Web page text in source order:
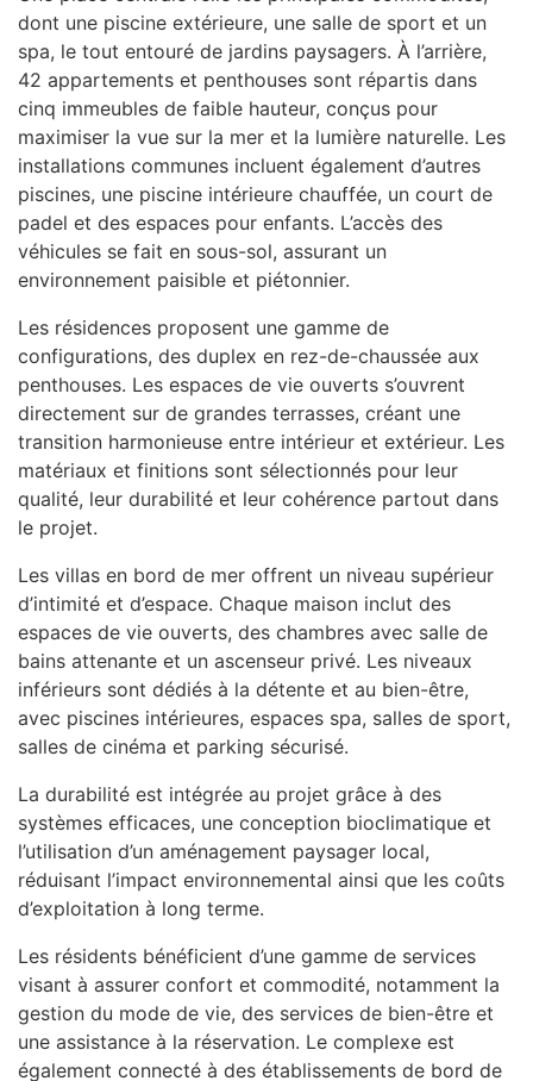
dont une piscine extérieure, une salle de sport et un
spa, le tout entouré de jardins paysagers. À l’arrière,
42 appartements et penthouses sont répartis dans
cinq immeubles de faible hauteur, conçus pour
maximiser la vue sur la mer et la lumière naturelle. Les
installations communes incluent également d’autres
piscines, une piscine intérieure chauffée, un court de
padel et des espaces pour enfants. L’accès des
véhicules se fait en sous-sol, assurant un
environnement paisible et piétonnier.
Les résidences proposent une gamme de
configurations, des duplex en rez-de-chaussée aux
penthouses. Les espaces de vie ouverts s’ouvrent
directement sur de grandes terrasses, créant une
transition harmonieuse entre intérieur et extérieur. Les
matériaux et finitions sont sélectionnés pour leur
qualité, leur durabilité et leur cohérence partout dans
le projet.
Les villas en bord de mer offrent un niveau supérieur
d’intimité et d’espace. Chaque maison inclut des
espaces de vie ouverts, des chambres avec salle de
bains attenante et un ascenseur privé. Les niveaux
inférieurs sont dédiés à la détente et au bien-être,
avec piscines intérieures, espaces spa, salles de sport,
salles de cinéma et parking sécurisé.
La durabilité est intégrée au projet grâce à des
systèmes efficaces, une conception bioclimatique et
l’utilisation d’un aménagement paysager local,
réduisant l’impact environnemental ainsi que les coûts
d’exploitation à long terme.
Les résidents bénéficient d’une gamme de services
visant à assurer confort et commodité, notamment la
gestion du mode de vie, des services de bien-être et
une assistance à la réservation. Le complexe est
également connecté à des établissements de bord de